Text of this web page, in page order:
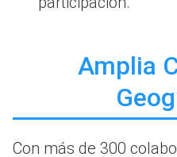
Amplia
Con más de 300